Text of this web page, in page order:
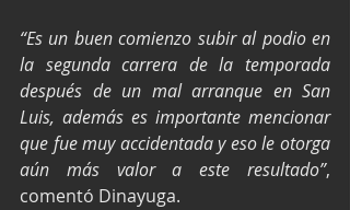
“Es un buen comienzo subir al podio en
la segunda carrera de la temporada
después de un mal arranque en San
Luis, además es importante mencionar
que fue muy accidentada y eso le otorga
aún más valor a este resultado”,
comentó Dinayuga.